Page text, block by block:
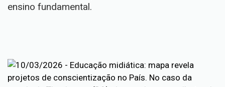
ensino fundamental.